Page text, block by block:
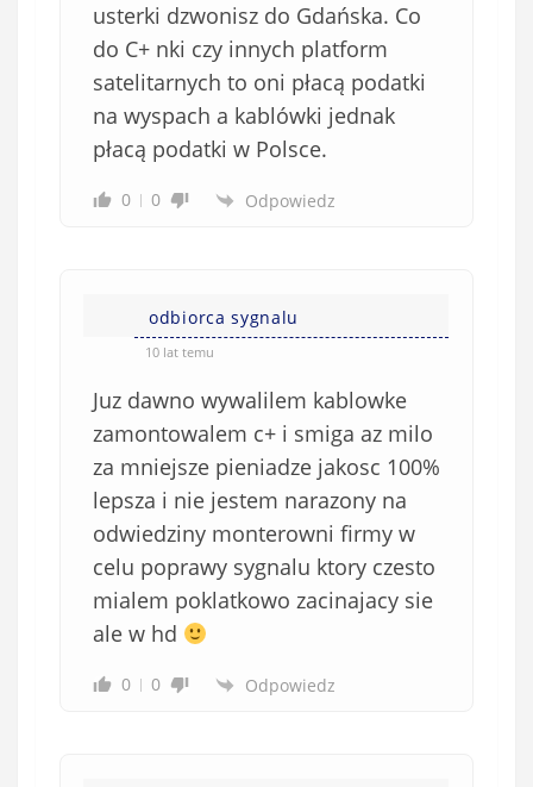
usterki dzwonisz do Gdańska. Co
do C+ nki czy innych platform
satelitarnych to oni płacą podatki
na wyspach a kablówki jednak
płacą podatki w Polsce.
0 0 Odpowiedz
odbiorca sygnalu
10 lat temu
Juz dawno wywalilem kablowke
zamontowalem c+ i smiga az milo
za mniejsze pieniadze jakosc 100%
lepsza i nie jestem narazony na
odwiedziny monterowni firmy w
celu poprawy sygnalu ktory czesto
mialem poklatkowo zacinajacy sie
ale w hd
0 0 Odpowiedz